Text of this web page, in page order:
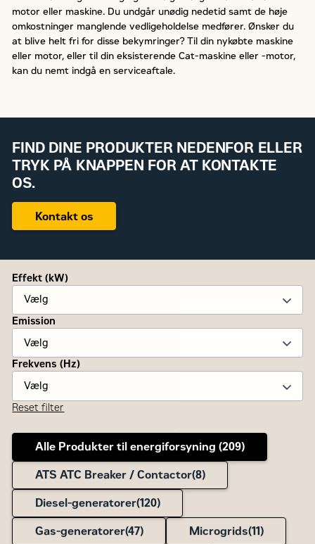
motor eller maskine. Du undgår unødig nedetid samt de høje
omkostninger manglende vedligeholdelse medfører. Ønsker du
at blive helt fri for disse bekymringer? Til din nykøbte maskine
eller motor, eller til din eksisterende Cat-maskine eller -motor,
kan du nemt indgå en serviceaftale.
FIND DINE PRODUKTER NEDENFOR ELLER
TRYK PÅ KNAPPEN FOR AT KONTAKTE
OS.
Kontakt os
Effekt (kW)
Emission
Frekvens (Hz)
Reset filter
Alle Produkter til energiforsyning (209)
ATS ATC Breaker / Contactor(8)
Diesel-generatorer(120)
Gas-generatorer(47) Microgrids(11)